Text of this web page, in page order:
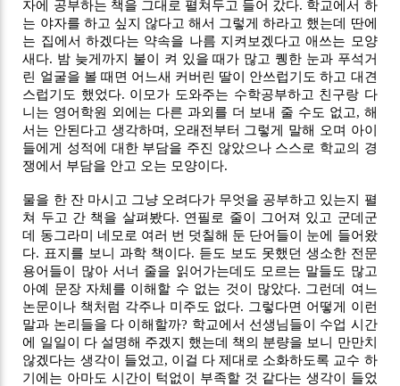
자에 공부하는 책을 그대로 펼쳐두고 들어 갔다. 학교에서 하
는 야자를 하고 싶지 않다고 해서 그렇게 하라고 했는데 딴에
는 집에서 하겠다는 약속을 나름 지켜보겠다고 애쓰는 모양
새다. 밤 늦게까지 불이 켜 있을 때가 많고 퀭한 눈과 푸석거
린 얼굴을 볼 때면 어느새 커버린 딸이 안쓰럽기도 하고 대견
스럽기도 했었다. 이모가 도와주는 수학공부하고 친구랑 다
니는 영어학원 외에는 다른 과외를 더 보내 줄 수도 없고, 해
서는 안된다고 생각하며, 오래전부터 그렇게 말해 오며 아이
들에게 성적에 대한 부담을 주진 않았으나 스스로 학교의 경
쟁에서 부담을 안고 오는 모양이다.
물을 한 잔 마시고 그냥 오려다가 무엇을 공부하고 있는지 펼
쳐 두고 간 책을 살펴봤다. 연필로 줄이 그어져 있고 군데군
데 동그라미 네모로 여러 번 덧칠해 둔 단어들이 눈에 들어왔
다. 표지를 보니 과학 책이다. 듣도 보도 못했던 생소한 전문
용어들이 많아 서너 줄을 읽어가는데도 모르는 말들도 많고
아예 문장 자체를 이해할 수 없는 것이 많았다. 그런데 여느
논문이나 책처럼 각주나 미주도 없다. 그렇다면 어떻게 이런
말과 논리들을 다 이해할까? 학교에서 선생님들이 수업 시간
에 일일이 다 설명해 주겠지 했는데 책의 분량을 보니 만만치
않겠다는 생각이 들었고, 이걸 다 제대로 소화하도록 교수 하
기에는 아마도 시간이 턱없이 부족할 것 같다는 생각이 들었